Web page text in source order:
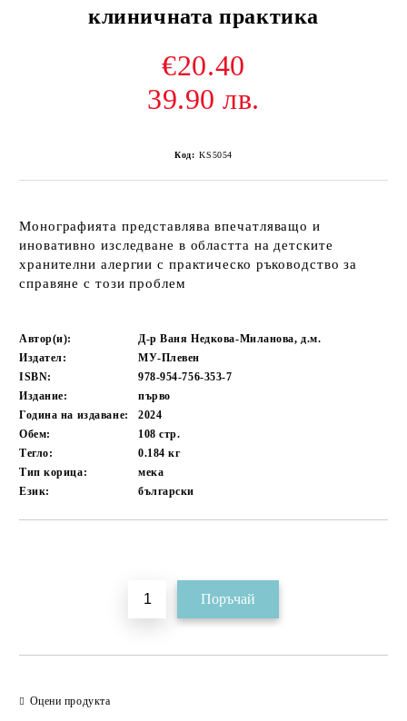
клиничната практика
€20.40
39.90 лв.
Код: KS5054
Монографията представлява впечатляващо и
иновативно изследване в областта на детските
хранителни алергии с практическо ръководство за
справяне с този проблем
Автор(и):
Д-р Ваня Недкова-Миланова, д.м.
Издател:
МУ-Плевен
ISBN:
978-954-756-353-7
Издание:
първо
Година на издаване:
2024
Обем:
108стр.
Тегло:
0.184кг
Тип корица:
мека
Език:
български
Оцени продукта